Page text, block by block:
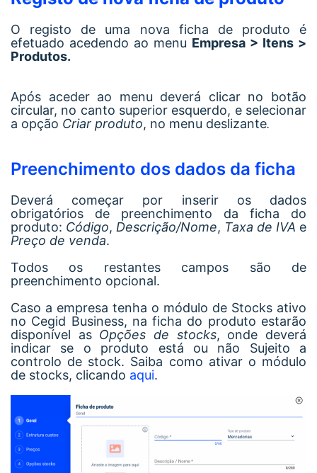
O registo de uma nova ficha de produto é
efetuado acedendo ao menu Empresa > Itens >
Produtos.
Após aceder ao menu deverá clicar no botão
circular, no canto superior esquerdo, e selecionar
a opção Criar produto, no menu deslizante.
Preenchimento dos dados da ficha
Deverá começar por inserir os dados
obrigatórios de preenchimento da ficha do
produto: Código, Descrição/Nome, Taxa de IVA e
Preço de venda.
Todos os restantes campos são de
preenchimento opcional.
Caso a empresa tenha o módulo de Stocks ativo
no Cegid Business, na ficha do produto estarão
disponível as Opções de stocks, onde deverá
indicar se o produto está ou não Sujeito a
controlo de stock. Saiba como ativar o módulo
de stocks, clicando aqui.